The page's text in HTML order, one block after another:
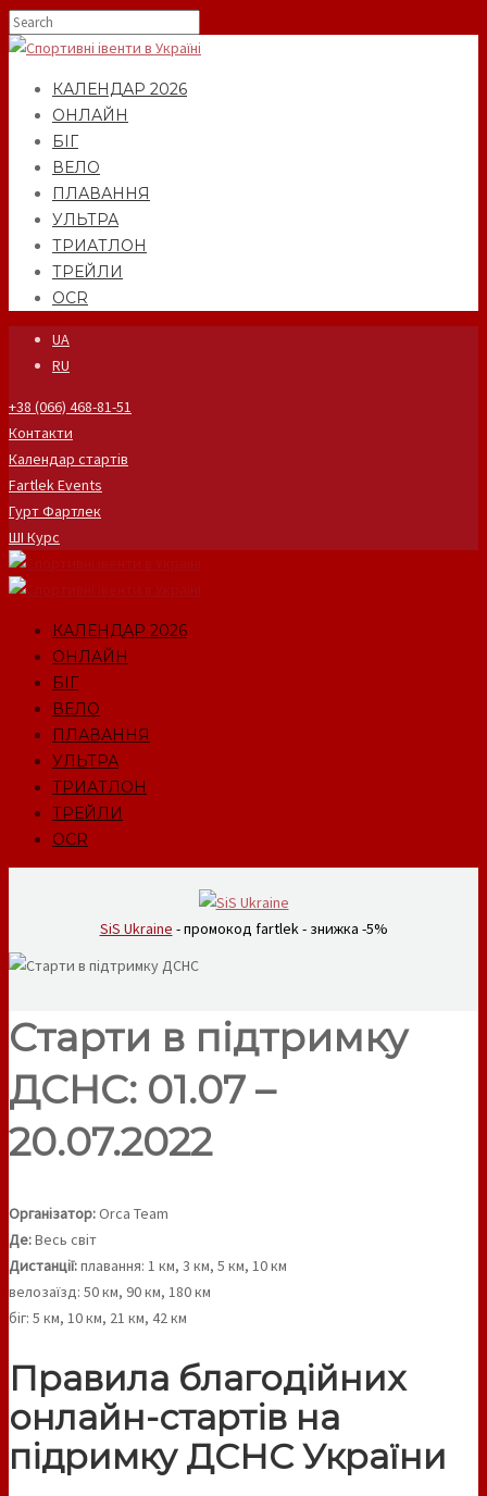
КАЛЕНДАР 2026
ОНЛАЙН
БІГ
ВЕЛО
ПЛАВАННЯ
УЛЬТРА
ТРИАТЛОН
ТРЕЙЛИ
OCR
UA
RU
+38 (066) 468-81-51
Контакти
Календар стартів
Fartlek Events
Гурт Фартлек
ШІ Курс
КАЛЕНДАР 2026
ОНЛАЙН
БІГ
ВЕЛО
ПЛАВАННЯ
УЛЬТРА
ТРИАТЛОН
ТРЕЙЛИ
OCR
SiS Ukraine - промокод fartlek - знижка -5%
Старти в підтримку
ДСНС: 01.07 –
20.07.2022
Організатор:Orca Team
Де:Весь світ
Дистанції:плавання: 1 км, 3 км, 5 км, 10 км
велозаїзд: 50 км, 90 км, 180 км
біг: 5 км, 10 км, 21 км, 42 км
Правила благодійних
онлайн-стартів на
підримку ДСНС України